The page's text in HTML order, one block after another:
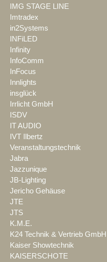
IMG STAGE LINE
Imtradex
in2Systems
INFiLED
Infinity
InfoComm
InFocus
Innlights
insglück
Irrlicht GmbH
ISDV
IT AUDIO
IVT Ilbertz
Veranstaltungstechnik
Jabra
Jazzunique
JB-Lighting
Jericho Gehäuse
JTE
JTS
K.M.E.
K24 Technik & Vertrieb GmbH
Kaiser Showtechnik
KAISERSCHOTE